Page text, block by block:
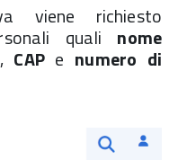
viene richiesto
quali nome
, CAPe numero di